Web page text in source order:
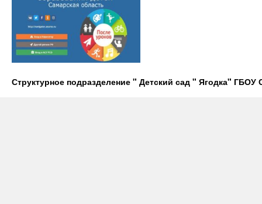
Структурное подразделение " Детский сад " Ягодка"